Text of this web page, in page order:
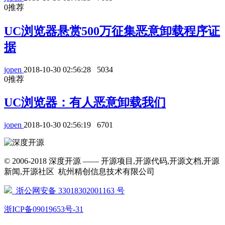
0推荐
UC浏览器悬赏500万征集恶意卸载程序证
据
jopen 2018-10-30 02:56:28
5034
0推荐
UC浏览器：有人恶意卸载我们
jopen 2018-10-30 02:56:19 6701
© 2006-2018 深度开源 —— 开源项目,开源代码,开源文档,开源
新闻,开源社区 杭州精创信息技术有限公司
浙公网安备 33018302001163 号
浙ICP备09019653号-31